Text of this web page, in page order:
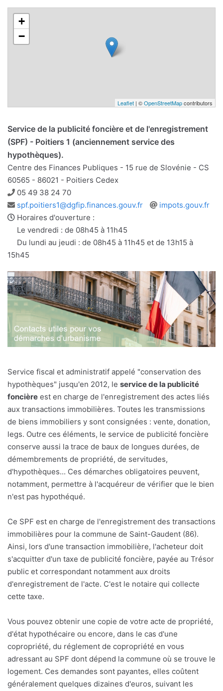
+
−
Leaflet | ©OpenStreetMapcontributors
Service de la publicité foncière et de l'enregistrement
(SPF) - Poitiers 1 (anciennement service des
hypothèques).
Centre des Finances Publiques - 15 rue de Slovénie - CS
60565 - 86021 - Poitiers Cedex
Téléphone
05 49 38 24 70
Adresse
e-
mail
spf.poitiers1@dgfip.finances.gouv.fr
Site
impots.gouv.fr
Horaires d'ouverture :
Le vendredi : de 08h45 à 11h45
Du lundi au jeudi : de 08h45 à 11h45 et de 13h15 à
15h45
Service fiscal et administratif appelé "conservation des
hypothèques" jusqu'en 2012, le service de la publicité
foncière est en charge de l'enregistrement des actes liés
aux transactions immobilières. Toutes les transmissions
de biens immobiliers y sont consignées : vente, donation,
legs. Outre ces éléments, le service de publicité foncière
conserve aussi la trace de baux de longues durées, de
démembrements de propriété, de servitudes,
d'hypothèques... Ces démarches obligatoires peuvent,
notamment, permettre à l'acquéreur de vérifier que le bien
n'est pas hypothéqué.
Ce SPF est en charge de l'enregistrement des transactions
immobilières pour la commune de Saint-Gaudent (86).
Ainsi, lors d'une transaction immobilière, l'acheteur doit
s'acquitter d'un taxe de publicité foncière, payée au Trésor
public et correspondant notamment aux droits
d'enregistrement de l'acte. C'est le notaire qui collecte
cette taxe.
Vous pouvez obtenir une copie de votre acte de propriété,
d'état hypothécaire ou encore, dans le cas d'une
copropriété, du réglement de copropriété en vous
adressant au SPF dont dépend la commune où se trouve le
logement. Ces demandes sont payantes, elles coûtent
généralement quelques dizaines d'euros, suivant les